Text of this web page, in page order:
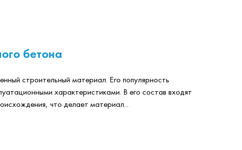
бетона
строительный материал. Его популярность
характеристиками. В его состав входят
что делает материал...